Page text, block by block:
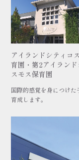
アイランドシティコ
育園・第2アイランド
スモス保育園
国際的感覚を身につけた
育成します。